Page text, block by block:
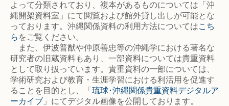
よって分類されており、複本があるものについては「沖
縄開架資料室」にて閲覧および館外貸し出しが可能とな
っております。沖縄関係資料の利用方法についてはこち
ら をご覧ください。
また、伊波普猷や仲原善忠等の沖縄学における著名な
研究者の旧蔵資料もあり、一部資料については貴重資料
として取り扱っています。貴重資料の一部については、
学術研究および教育・生涯学習における利活用を促進す
ることを目的とし、「 琉球･沖縄関係貴重資料デジタルア
ーカイブ 」にてデジタル画像を公開しております。